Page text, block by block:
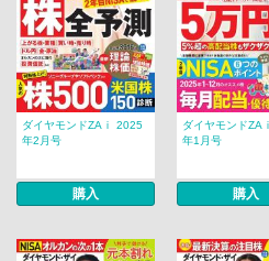
ダイヤモンドZAｉ 2025
年2月号
購入
ダイヤモンドZA
年1月号
購入